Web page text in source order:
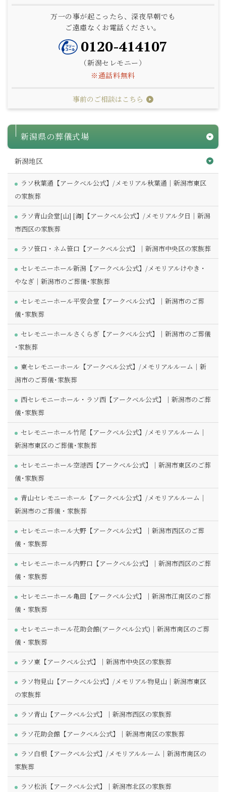
万一の事が起こったら、深夜早朝でも
ご遠慮なくお電話ください。
0120-414107
（新潟セレモニー）
※通話料無料
事前のご相談はこちら
新潟県の葬儀式場
新潟地区
ラソ秋葉通【アークベル公式】/メモリアル秋葉通｜新潟市東区
の家族葬
ラソ青山会堂[山] [海]【アークベル公式】/メモリアル夕日｜新潟
市西区の家族葬
ラソ笹口・ネム笹口【アークベル公式】｜新潟市中央区の家族葬
セレモニーホール新潟【アークベル公式】/メモリアルけやき・
やなぎ｜新潟市のご葬儀･家族葬
セレモニーホール平安会堂【アークベル公式】｜新潟市のご葬
儀･家族葬
セレモニーホールさくらぎ【アークベル公式】｜新潟市のご葬儀
･家族葬
東セレモニーホール【アークベル公式】/メモリアルルーム｜新
潟市のご葬儀･家族葬
西セレモニーホール・ラソ西【アークベル公式】｜新潟市のご葬
儀･家族葬
セレモニーホール竹尾【アークベル公式】/メモリアルルーム｜
新潟市東区のご葬儀･家族葬
セレモニーホール空港西【アークベル公式】｜新潟市東区のご葬
儀･家族葬
青山セレモニーホール【アークベル公式】/メモリアルルーム｜
新潟市のご葬儀・家族葬
セレモニーホール大野【アークベル公式】｜新潟市西区のご葬
儀・家族葬
セレモニーホール内野口【アークベル公式】｜新潟市西区のご葬
儀・家族葬
セレモニーホール亀田【アークベル公式】｜新潟市江南区のご葬
儀・家族葬
セレモニーホール花助会館(アークベル公式)｜新潟市南区のご葬
儀・家族葬
ラソ東【アークベル公式】｜新潟市中央区の家族葬
ラソ物見山【アークベル公式】/メモリアル物見山｜新潟市東区
の家族葬
ラソ青山【アークベル公式】｜新潟市西区の家族葬
ラソ花助会館【アークベル公式】｜新潟市南区の家族葬
ラソ白根【アークベル公式】/メモリアルルーム｜新潟市南区の
家族葬
ラソ松浜【アークベル公式】｜新潟市北区の家族葬